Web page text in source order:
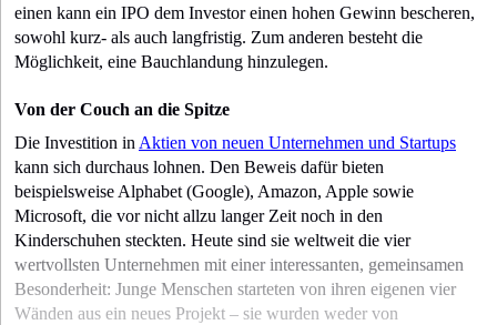
einen kann ein IPO dem Investor einen hohen Gewinn bescheren,
sowohl kurz- als auch langfristig. Zum anderen besteht die
Möglichkeit, eine Bauchlandung hinzulegen.
Von der Couch an die Spitze
Die Investition in Aktien von neuen Unternehmen und Startups
kann sich durchaus lohnen. Den Beweis dafür bieten
beispielsweise Alphabet (Google), Amazon, Apple sowie
Microsoft, die vor nicht allzu langer Zeit noch in den
Kinderschuhen steckten. Heute sind sie weltweit die vier
wertvollsten Unternehmen mit einer interessanten, gemeinsamen
Besonderheit: Junge Menschen starteten von ihren eigenen vier
Wänden aus ein neues Projekt – sie wurden weder von